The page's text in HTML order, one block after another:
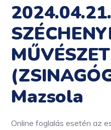
Mazsola
Online foglalás esetén az